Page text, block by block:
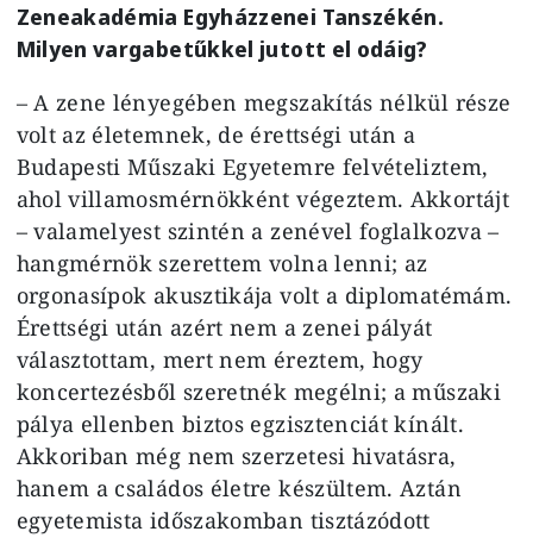
Zeneakadémia Egyházzenei Tanszékén.
Milyen vargabetűkkel jutott el odáig?
– A zene lényegében megszakítás nélkül része
volt az életemnek, de érettségi után a
Budapesti Műszaki Egyetemre felvételiztem,
ahol villamosmérnökként végeztem. Akkortájt
– valamelyest szintén a zenével foglalkozva –
hangmérnök szerettem volna lenni; az
orgonasípok akusztikája volt a diplomatémám.
Érettségi után azért nem a zenei pályát
választottam, mert nem éreztem, hogy
koncertezésből szeretnék megélni; a műszaki
pálya ellenben biztos egzisztenciát kínált.
Akkoriban még nem szerzetesi hivatásra,
hanem a családos életre készültem. Aztán
egyetemista időszakomban tisztázódott